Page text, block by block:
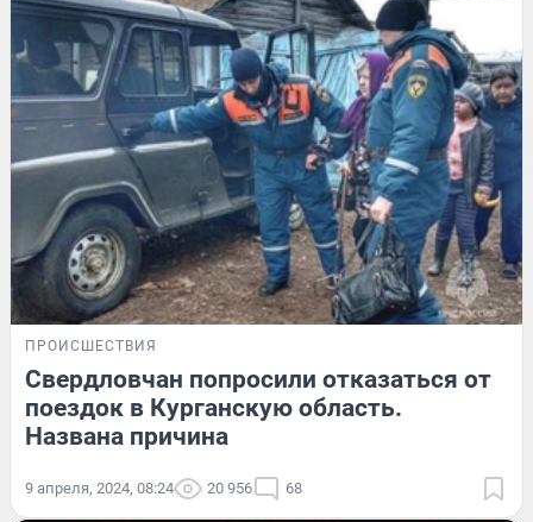
ПРОИСШЕСТВИЯ
Свердловчан попросили отказаться от
поездок в Курганскую область.
Названа причина
9 апреля, 2024, 08:24 20 956 68